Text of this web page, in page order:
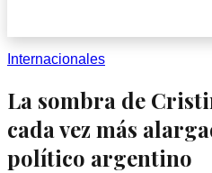
Internacionales
La sombra de
cada vez más
político argentino